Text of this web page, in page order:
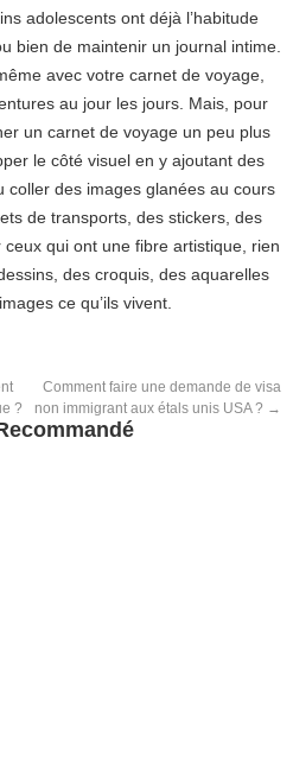
adolescents ont déjà l’habitude
bien de maintenir un journal intime.
avec votre carnet de voyage,
au jour les jours. Mais, pour
un carnet de voyage un peu plus
le côté visuel en y ajoutant des
coller des images glanées au cours
de transports, des stickers, des
qui ont une fibre artistique, rien
des croquis, des aquarelles
ce qu’ils vivent.
?
Comment faire une demande de visa
non immigrant aux étals unis USA ? →